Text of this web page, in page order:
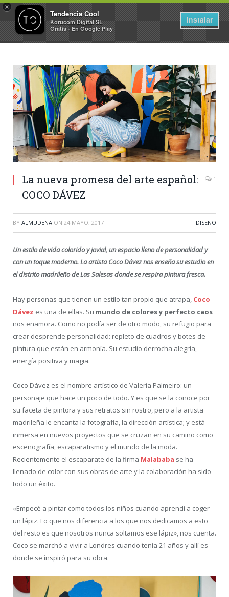
×
Tendencia Cool
Korucom Digital SL
Gratis - En Google Play
Instalar
La nueva promesa del arte español:
COCO DÁVEZ
1
BY ALMUDENA ON 24 MAYO, 2017 DISEÑO
Un estilo de vida colorido y jovial, un espacio lleno de personalidad y
con un toque moderno. La artista Coco Dávez nos enseña su estudio en
el distrito madrileño de Las Salesas donde se respira pintura fresca.
Hay personas que tienen un estilo tan propio que atrapa, Coco
Dávez es una de ellas. Su mundo de colores y perfecto caos
nos enamora. Como no podía ser de otro modo, su refugio para
crear desprende personalidad: repleto de cuadros y botes de
pintura que están en armonía. Su estudio derrocha alegría,
energía positiva y magia.
Coco Dávez es el nombre artístico de Valeria Palmeiro: un
personaje que hace un poco de todo. Y es que se la conoce por
su faceta de pintora y sus retratos sin rostro, pero a la artista
madrileña le encanta la fotografía, la dirección artística; y está
inmersa en nuevos proyectos que se cruzan en su camino como
escenografía, escaparatismo y el mundo de la moda.
Recientemente el escaparate de la firma Malababa se ha
llenado de color con sus obras de arte y la colaboración ha sido
todo un éxito.
«Empecé a pintar como todos los niños cuando aprendí a coger
un lápiz. Lo que nos diferencia a los que nos dedicamos a esto
del resto es que nosotros nunca soltamos ese lápiz», nos cuenta.
Coco se marchó a vivir a Londres cuando tenía 21 años y allí es
donde se inspiró para su obra.